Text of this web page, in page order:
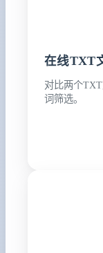
在线TXT
对比两个
词筛选。